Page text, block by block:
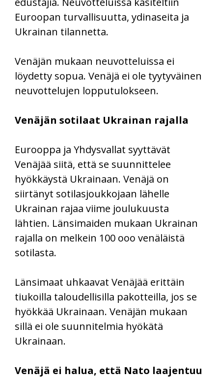
Euroopan turvallisuutta, ydinaseita ja
Ukrainan tilannetta.
Venäjän mukaan neuvotteluissa ei
löydetty sopua. Venäjä ei ole tyytyväinen
neuvottelujen lopputulokseen.
Venäjän sotilaat Ukrainan rajalla
Eurooppa ja Yhdysvallat syyttävät
Venäjää siitä, että se suunnittelee
hyökkäystä Ukrainaan. Venäjä on
siirtänyt sotilasjoukkojaan lähelle
Ukrainan rajaa viime joulukuusta
lähtien. Länsimaiden mukaan Ukrainan
rajalla on melkein 100 ooo venäläistä
sotilasta.
Länsimaat uhkaavat Venäjää erittäin
tiukoilla taloudellisilla pakotteilla, jos se
hyökkää Ukrainaan. Venäjän mukaan
sillä ei ole suunnitelmia hyökätä
Ukrainaan.
Venäjä ei halua, että Nato laajentuu